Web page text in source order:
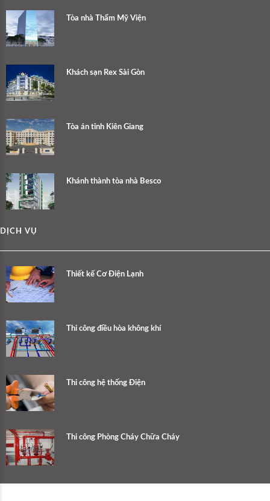
Tòa nhà Thẩm Mỹ Viện
Khách sạn Rex Sài Gòn
Tòa án tỉnh Kiên Giang
Khánh thành tòa nhà Besco
DỊCH VỤ
Thiết kế Cơ Điện Lạnh
Thi công điều hòa không khí
Thi công hệ thống Điện
Thi công Phòng Cháy Chữa Cháy